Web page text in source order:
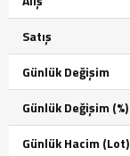
Satış
Günlük Değişim
Günlük Değişim (%)
Günlük Hacim (Lot)